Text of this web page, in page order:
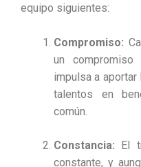
equipo siguientes:
Compromiso:
un
impulsa a
talentos en
común.
Constancia: El
constante, y